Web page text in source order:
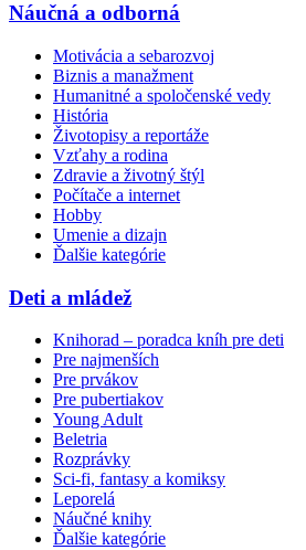
Náučná a odborná
Motivácia a sebarozvoj
Biznis a manažment
Humanitné a spoločenské vedy
História
Životopisy a reportáže
Vzťahy a rodina
Zdravie a životný štýl
Počítače a internet
Hobby
Umenie a dizajn
Ďalšie kategórie
Deti a mládež
Knihorad – poradca kníh pre deti
Pre najmenších
Pre prvákov
Pre pubertiakov
Young Adult
Beletria
Rozprávky
Sci-fi, fantasy a komiksy
Leporelá
Náučné knihy
Ďalšie kategórie